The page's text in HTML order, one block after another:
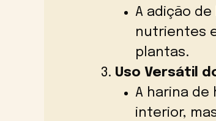
A adição
nutrientes
plantas.
Uso Versátil
A harina de
interior,